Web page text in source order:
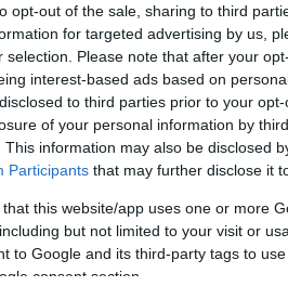
opt-out of the sale, sharing to third
for targeted advertising by us,
selection. Please note that after your
interest-based ads based on
to third parties prior to your
of your personal information by
This information may also be disclosed
Participants that may further disclose it
that this website/app uses one or more
but not limited to your visit or
to Google and its third-party tags to
consent section.
rally & started shouting on
ex-Armenia’s Presidents
tOdhAj2VfE
(@MyLordBebo)May 18,
τους πρώην
και Σαρκισιάν) για
περιόδους για την χώρα.